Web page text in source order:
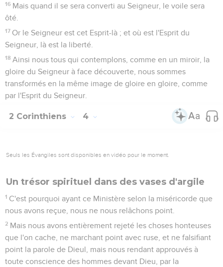
16 Mais quand il se sera converti au Seigneur, le voile sera
ôté.
17 Or le Seigneur est cet Esprit-là ; et où est l'Esprit du
Seigneur, là est la liberté.
18 Ainsi nous tous qui contemplons, comme en un miroir, la
gloire du Seigneur à face découverte, nous sommes
transformés en la même image de gloire en gloire, comme
par l'Esprit du Seigneur.
2 Corinthiens 4
Seuls les Évangiles sont disponibles en vidéo pour le moment.
Un trésor spirituel dans des vases d'argile
1 C'est pourquoi ayant ce Ministère selon la miséricorde que
nous avons reçue, nous ne nous relâchons point.
2 Mais nous avons entièrement rejeté les choses honteuses
que l'on cache, ne marchant point avec ruse, et ne falsifiant
point la parole de Dieul, mais nous rendant approuvés à
toute conscience des hommes devant Dieu, par la